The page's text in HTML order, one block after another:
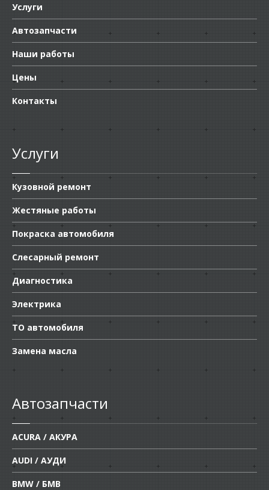
Услуги
Автозапчасти
Наши работы
Цены
Контакты
Услуги
Кузовной ремонт
Жестяные работы
Покраска автомобиля
Слесарный ремонт
Диагностика
Электрика
ТО автомобиля
Замена масла
Автозапчасти
ACURA / АКУРА
AUDI / АУДИ
BMW / БМВ